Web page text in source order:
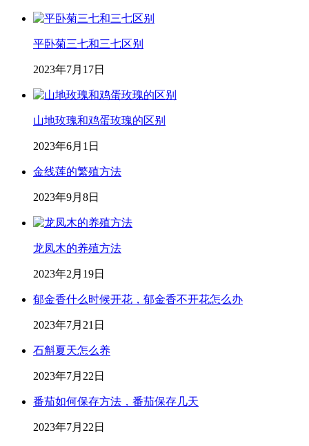
平卧菊三七和三七区别
2023年7月17日
山地玫瑰和鸡蛋玫瑰的区别
2023年6月1日
金线莲的繁殖方法
2023年9月8日
龙凤木的养殖方法
2023年2月19日
郁金香什么时候开花，郁金香不开花怎么办
2023年7月21日
石斛夏天怎么养
2023年7月22日
番茄如何保存方法，番茄保存几天
2023年7月22日